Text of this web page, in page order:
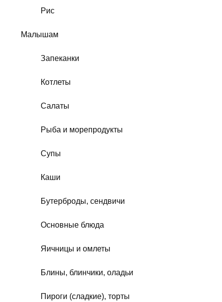
Рис
Малышам
Запеканки
Котлеты
Салаты
Рыба и морепродукты
Супы
Каши
Бутерброды, сендвичи
Основные блюда
Яичницы и омлеты
Блины, блинчики, оладьи
Пироги (сладкие), торты